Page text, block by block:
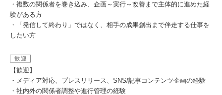
・複数の関係者を巻き込み、企画～実行～改善まで主体的に進めた経
験がある方
・「発信して終わり」ではなく、相手の成果創出まで伴走する仕事を
したい方
歓迎
【歓迎】
・メディア対応、プレスリリース、SNS/記事コンテンツ企画の経験
・社内外の関係者調整や進行管理の経験